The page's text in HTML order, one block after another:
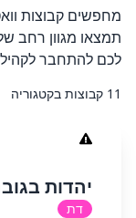
מחפשים קבוצות
תמצאו מגוון רחב
לכם להתחבר
11 קבוצות בקטגוריה
יהדות
דת